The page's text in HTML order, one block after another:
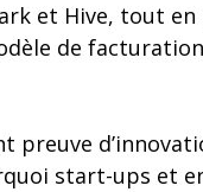
et Hive, tout
de
start-ups et